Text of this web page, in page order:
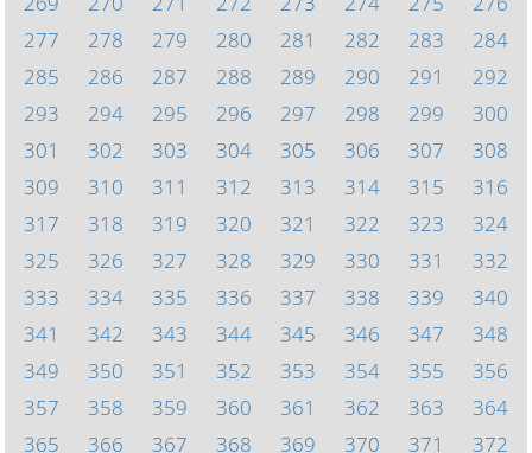
277
278 279 280 281 282 283
284
285
286 287 288 289 290 291
292
293
294 295 296 297 298 299
300
301
302 303 304 305 306 307
308
309
310 311 312 313 314 315
316
317
318 319 320 321 322 323
324
325
326 327 328 329 330 331
332
333
334 335 336 337 338 339
340
341
342 343 344 345 346 347
348
349
350 351 352 353 354 355
356
357
358 359 360 361 362 363
364
365
366 367 368 369 370 371 372